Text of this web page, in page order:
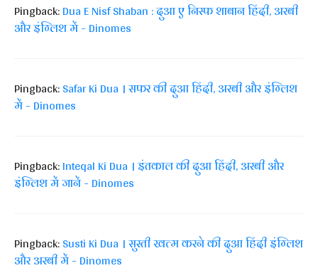
Pingback:Dua E Nisf Shaban : दुआ ए निस्फ शाबान हिंदी, अरबी
और इंग्लिश में - Dinomes
Pingback:Safar Ki Dua । सफर की दुआ हिंदी, अरबी और इंग्लिश
में - Dinomes
Pingback:Inteqal Ki Dua । इंतकाल की दुआ हिंदी, अरबी और
इंग्लिश में जानें - Dinomes
Pingback:Susti Ki Dua । सुस्ती खत्म करने की दुआ हिंदी इंग्लिश
और अरबी में - Dinomes